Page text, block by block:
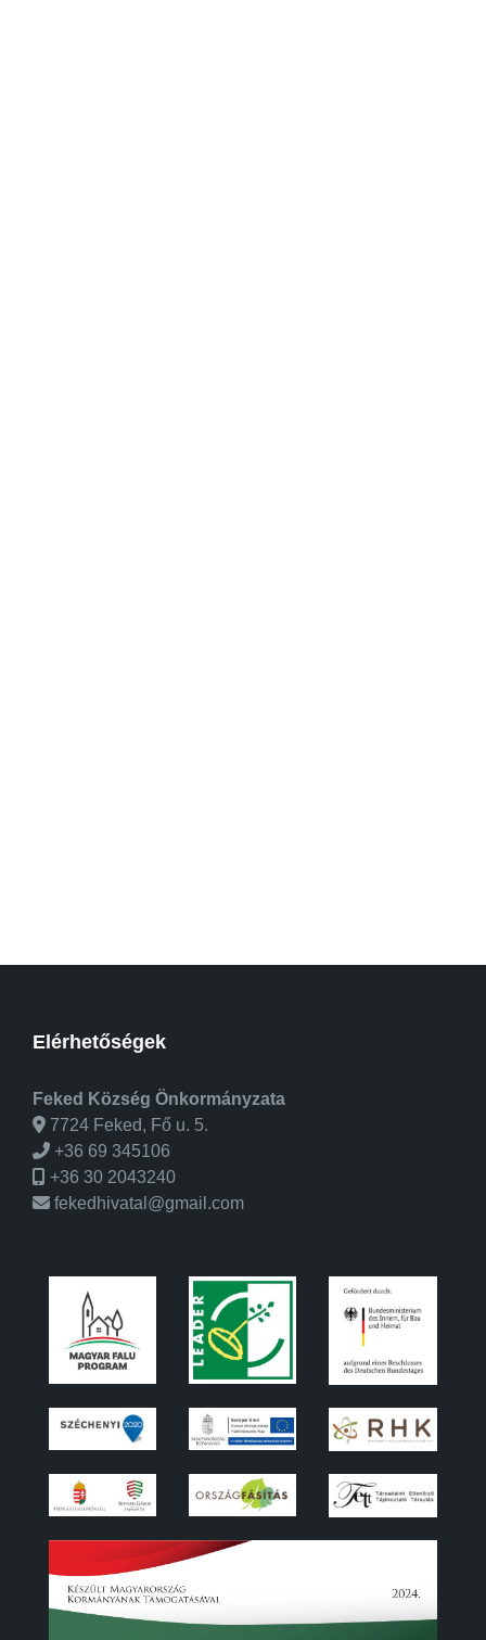
Elérhetőségek
Feked Község Önkormányzata
7724 Feked, Fő u. 5.
+36 69 345106
+36 30 2043240
fekedhivatal@gmail.com